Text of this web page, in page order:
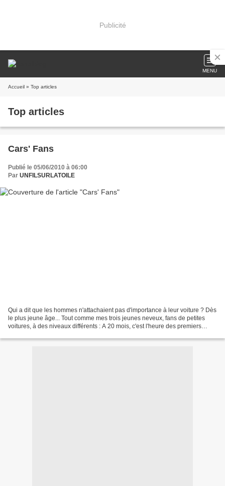
Publicité
MENU
Accueil » Top articles
Top articles
Cars' Fans
Publié le 05/06/2010 à 06:00
Par UNFILSURLATOILE
Qui a dit que les hommes n'attachaient pas d'importance à leur voiture ? Dès
le plus jeune âge... Tout comme mes trois jeunes neveux, fans de petites
voitures, à des niveaux différents : A 20 mois, c'est l'heure des premiers